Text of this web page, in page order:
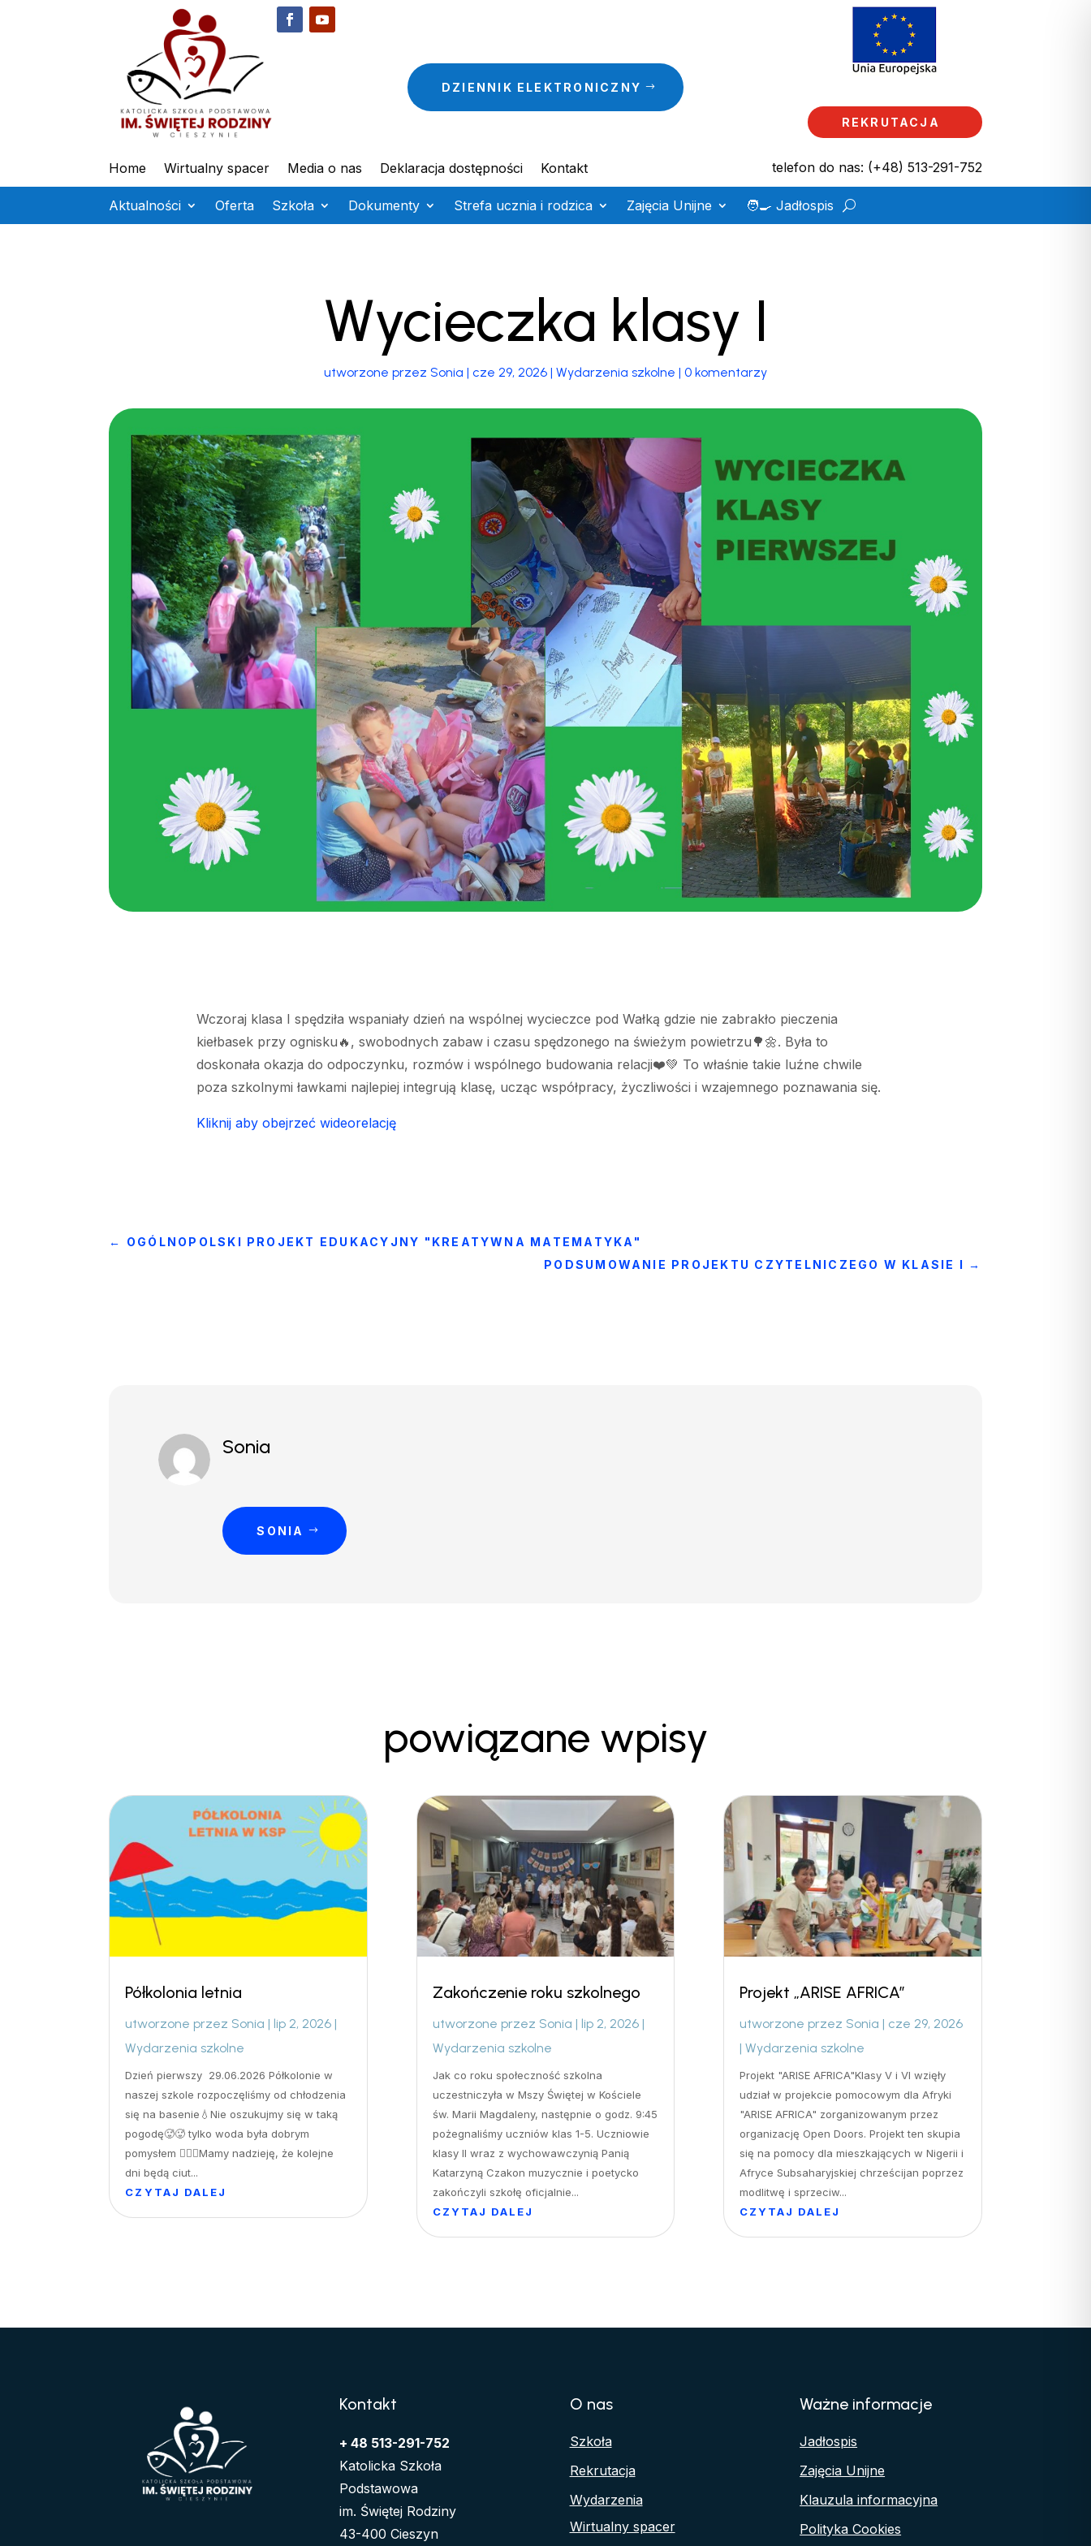
DZIENNIK ELEKTRONICZNY
REKRUTACJA
Home Wirtualny spacer Media o nas Deklaracja dostępności Kontakt telefon do nas: (+48) 513-291-752
Aktualności Oferta Szkoła Dokumenty Strefa ucznia i rodzica Zajęcia Unijne 🧑‍🍳 Jadłospis
Wycieczka klasy I
utworzone przez Sonia | cze 29, 2026 | Wydarzenia szkolne | 0 komentarzy
Wczoraj klasa I spędziła wspaniały dzień na wspólnej wycieczce pod Wałką gdzie nie zabrakło pieczenia
kiełbasek przy ognisku🔥, swobodnych zabaw i czasu spędzonego na świeżym powietrzu🌳🌼. Była to
doskonała okazja do odpoczynku, rozmów i wspólnego budowania relacji❤️💚 To właśnie takie luźne chwile
poza szkolnymi ławkami najlepiej integrują klasę, ucząc współpracy, życzliwości i wzajemnego poznawania się.
Kliknij aby obejrzeć wideorelację
← OGÓLNOPOLSKI PROJEKT EDUKACYJNY "KREATYWNA MATEMATYKA"
PODSUMOWANIE PROJEKTU CZYTELNICZEGO W KLASIE I →
Sonia
SONIA
powiązane wpisy
Półkolonia letnia
utworzone przez Sonia | lip 2, 2026 |
Wydarzenia szkolne
Dzień pierwszy 29.06.2026 Półkolonie w
naszej szkole rozpoczęliśmy od chłodzenia
się na basenie💧Nie oszukujmy się w taką
pogodę🥵🥵 tylko woda była dobrym
pomysłem 🏊‍♀️🤽Mamy nadzieję, że kolejne
dni będą ciut...
CZYTAJ DALEJ
Zakończenie roku szkolnego
utworzone przez Sonia | lip 2, 2026|
Wydarzenia szkolne
Jak co roku społeczność szkolna
uczestniczyła w Mszy Świętej w Kościele
św. Marii Magdaleny, następnie o godz. 9:45
pożegnaliśmy uczniów klas 1-5. Uczniowie
klasy II wraz z wychowawczynią Panią
Katarzyną Czakon muzycznie i poetycko
zakończyli szkołę oficjalnie...
CZYTAJ DALEJ
Projekt „ARISE AFRICA”
utworzone przez Sonia | cze 29, 2026
| Wydarzenia szkolne
Projekt "ARISE AFRICA"Klasy V i VI wzięły
udział w projekcie pomocowym dla Afryki
"ARISE AFRICA" zorganizowanym przez
organizację Open Doors. Projekt ten skupia
się na pomocy dla mieszkających w Nigerii i
Afryce Subsaharyjskiej chrześcijan poprzez
modlitwę i sprzeciw...
CZYTAJ DALEJ
Kontakt
+ 48 513-291-752
Katolicka Szkoła
Podstawowa
im. Świętej Rodziny
43-400 Cieszyn
O nas
Szkoła
Rekrutacja
Wydarzenia
Wirtualny spacer
Ważne informacje
Jadłospis
Zajęcia Unijne
Klauzula informacyjna
Polityka Cookies